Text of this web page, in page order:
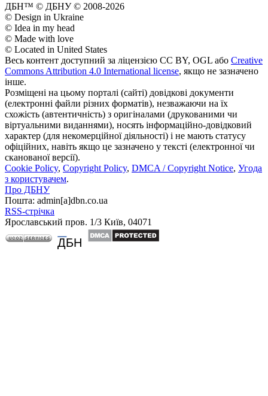
ДБН™ © ДБНУ © 2008-2026
© Design in Ukraine
© Idea in my head
© Made with love
© Located in United States
Весь контент доступний за ліцензією CC BY, OGL або Creative
Commons Attribution 4.0 International license, якщо не зазначено
інше.
Розміщені на цьому порталі (сайті) довідкові документи
(електронні файли різних форматів), незважаючи на їх
схожість (автентичність) з оригіналами (друкованими чи
віртуальними виданнями), носять інформаційно-довідковий
характер (для некомерційної діяльності) і не мають статусу
офіційних, навіть якщо це зазначено у тексті (електронної чи
сканованої версії).
Cookie Policy, Copyright Policy, DMCA / Copyright Notice, Угода
з користувачем.
Про ДБНУ
Пошта: admin[а]dbn.co.ua
RSS-стрічка
Ярославський пров. 1/3 Київ, 04071